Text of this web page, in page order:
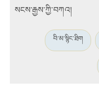
སངས་རྒྱས་ཀྱི་བཀའ།
བི་མ་སྙིང་ཐིག